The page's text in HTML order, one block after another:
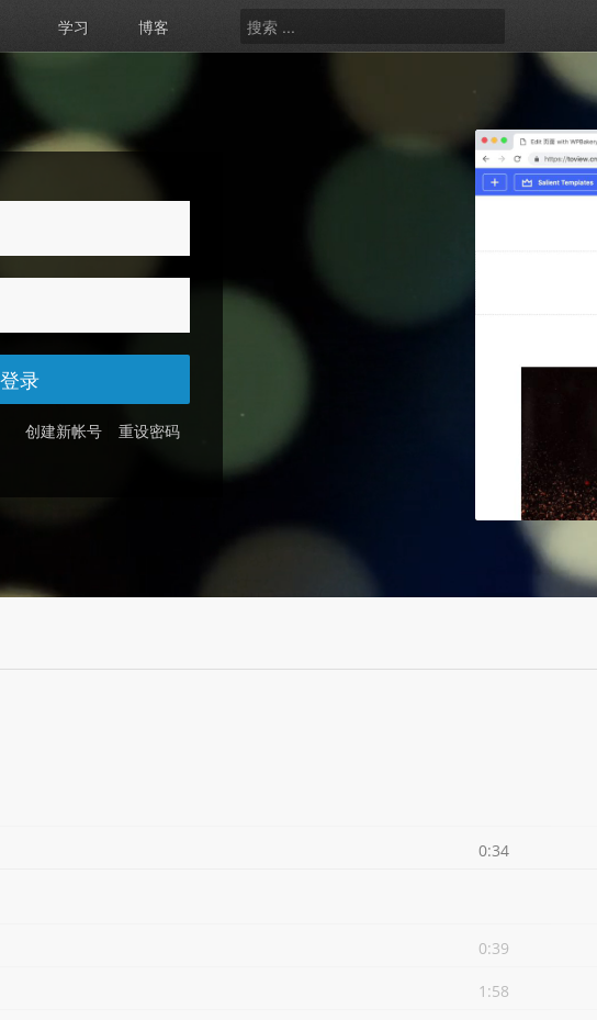
学习 博客
创建新帐号 重设密码
登录
0:34
0:39
1:58